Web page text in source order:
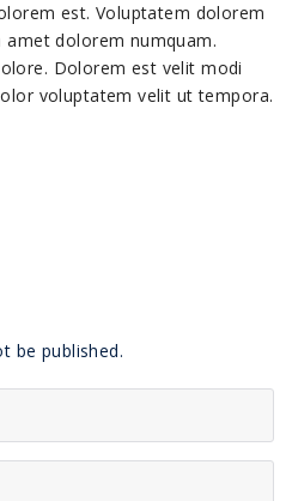
est. Voluptatem dolorem
dolorem numquam.
Dolorem est velit modi
voluptatem velit ut tempora.
be published.